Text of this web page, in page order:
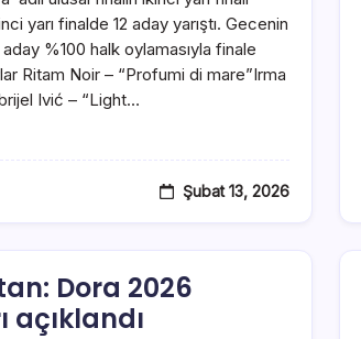
yarı finalde 12 aday yarıştı. Gecenin
%100 halk oylamasıyla finale
Ritam Noir – “Profumi di mare”Irma
Ivić – “Light…
Şubat 13, 2026
Dora 2026
açıklandı